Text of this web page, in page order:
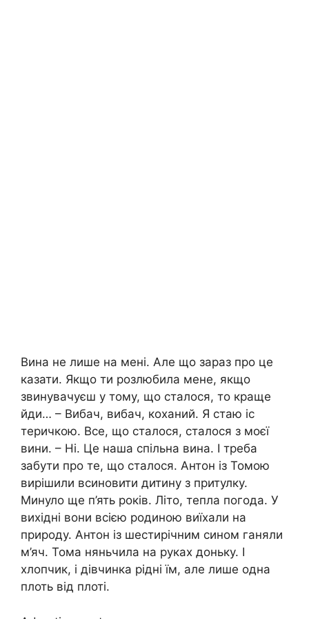
Вина не лише на мені. Але що зараз про це
казати. Якщо ти розлюбила мене, якщо
звинувачуєш у тому, що сталося, то краще
йди… – Вибач, вибач, коханий. Я стаю іс
теричкою. Все, що сталося, сталося з моєї
вини. – Ні. Це наша спільна вина. І треба
забути про те, що сталося. Антон із Томою
вирішили всиновити дитину з притулку.
Минуло ще п’ять років. Літо, тепла погода. У
вихідні вони всією родиною виїхали на
природу. Антон із шестирічним сином ганяли
м’яч. Тома няньчила на руках доньку. І
хлопчик, і дівчинка рідні їм, але лише одна
плоть від плоті.